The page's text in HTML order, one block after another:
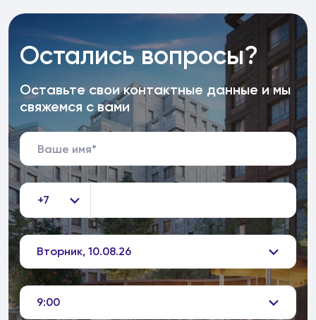
Остались вопросы?
Оставьте свои контактные данные и мы
свяжемся с вами
+7
Вторник, 10.08.26
9:00